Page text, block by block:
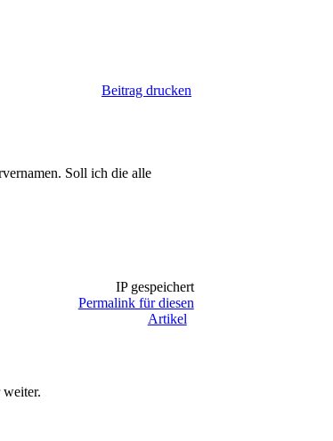
Beitrag drucken
Soll ich die alle
IP gespeichert
Permalink für diesen
Artikel
weiter.